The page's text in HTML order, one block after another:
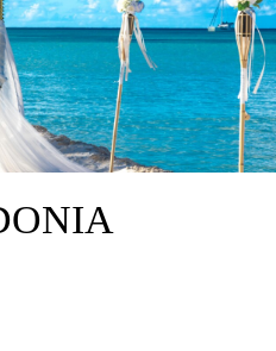
ディング NEW CALEDO